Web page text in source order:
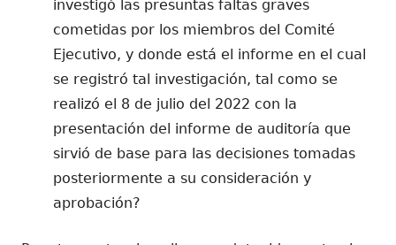
investigó las presuntas faltas graves
cometidas por los miembros del Comité
Ejecutivo, y donde está el informe en el cual
se registró tal investigación, tal como se
realizó el 8 de julio del 2022 con la
presentación del informe de auditoría que
sirvió de base para las decisiones tomadas
posteriormente a su consideración y
aprobación?